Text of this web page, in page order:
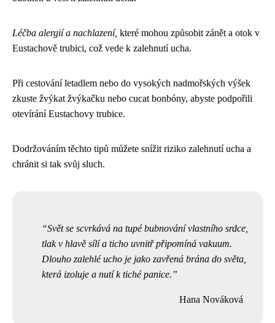
Léčba alergií a nachlazení, které mohou způsobit zánět a otok v
Eustachově trubici, což vede k zalehnutí ucha.
Při cestování letadlem nebo do vysokých nadmořských výšek
zkuste žvýkat žvýkačku nebo cucat bonbóny, abyste podpořili
otevírání Eustachovy trubice.
Dodržováním těchto tipů můžete snížit riziko zalehnutí ucha a
chránit si tak svůj sluch.
Svět se scvrkává na tupé bubnování vlastního srdce,
tlak v hlavě sílí a ticho uvnitř připomíná vakuum.
Dlouho zalehlé ucho je jako zavřená brána do světa,
která izoluje a nutí k tiché panice.
Hana Nováková